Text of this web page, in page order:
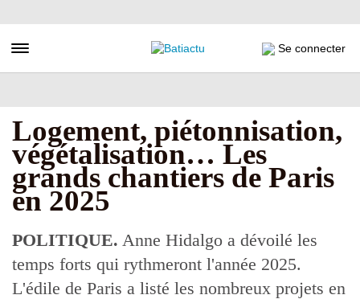
au
principal
Toggle navigation Se connecter
Logement, piétonnisation,
végétalisation… Les
grands chantiers de Paris
en 2025
POLITIQUE. Anne Hidalgo a dévoilé les
temps forts qui rythmeront l'année 2025.
L'édile de Paris a listé les nombreux projets en